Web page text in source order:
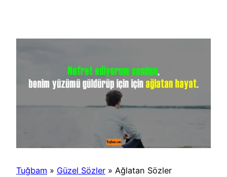
Tuğbam » Güzel Sözler » Ağlatan Sözler